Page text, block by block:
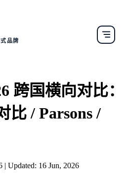
品牌
跨国横向对比：
比 / Parsons /
| Updated: 16 Jun, 2026